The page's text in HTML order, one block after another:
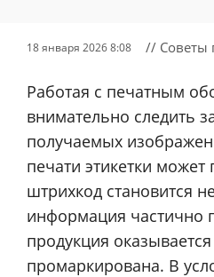
18 января 2026 8:08 // Советы
Работая с печатным
внимательно следить
получаемых
печати этикетки может
штрихкод становится
информация частично
продукция
промаркирована. В